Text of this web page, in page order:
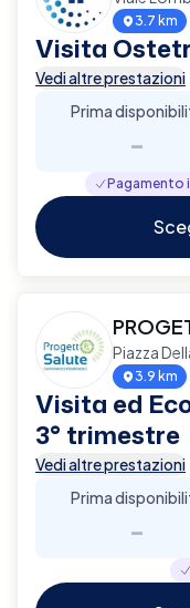
3.7 km
Visita
Vedi altre prestazioni
Prima
-
Pagamento
Piazza
3.9 km
Visita ed
3° trimestre
Vedi altre prestazioni
Prima
-